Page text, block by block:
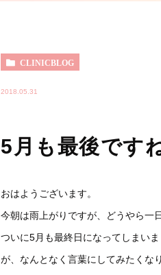
CLINICBLOG
2018.05.31
5月も最後です
おはようございます。
今朝は雨上がりですが、どうやら一
ついに5月も最終日になってしまい
が、なんとなく言葉にしてみたくな